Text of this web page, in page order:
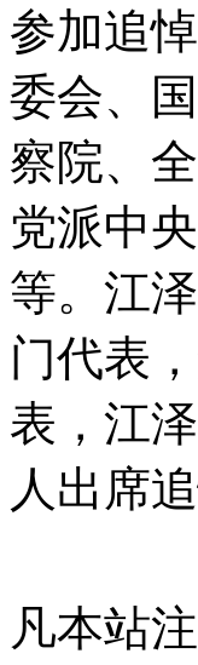
参加追
委会、
察院、
党派中
等。江
门代表
表，江
人出席
凡本站